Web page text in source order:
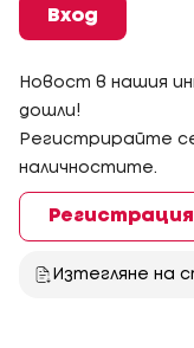
Вход
Новост в нашия
дошли!
Регистрирайте
наличностите.
Регистрация
Изтегляне на